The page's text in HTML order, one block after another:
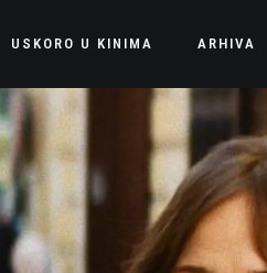
USKORO U KINIMA ARHIVA